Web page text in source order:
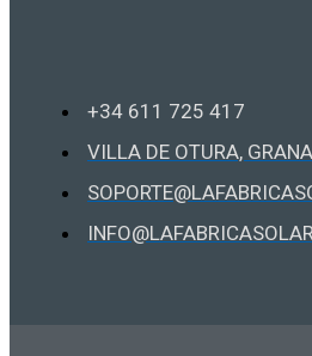
+34 611 725 417
VILLA DE OTURA,